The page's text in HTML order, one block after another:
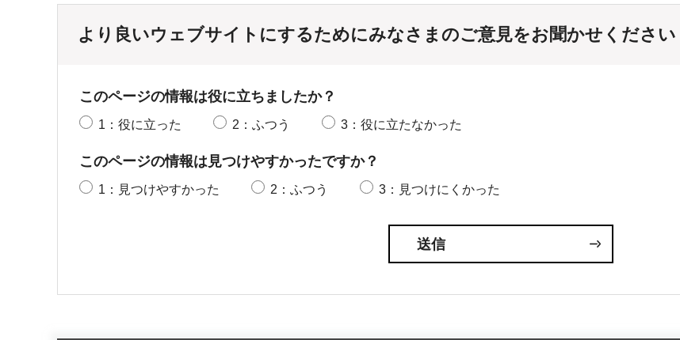
より良いウェブサイトにするためにみなさまのご意見をお聞かせください
このページの情報は役に立ちましたか？
1：役に立った 2：ふつう 3：役に立たなかった
このページの情報は見つけやすかったですか？
1：見つけやすかった 2：ふつう 3：見つけにくかった